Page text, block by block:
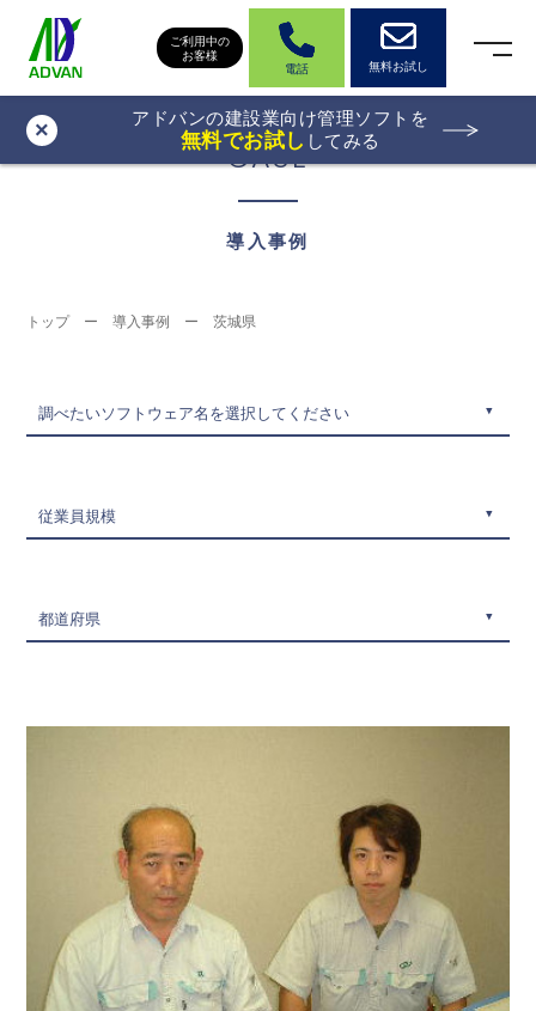
ご利用中の
お客様
電話
無料お試し
× アドバンの建設業向け管理ソフトを
無料でお試し してみる
CASE
導入事例
トップー導入事例 ー茨城県